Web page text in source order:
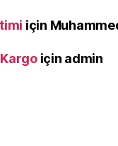
için
için admin